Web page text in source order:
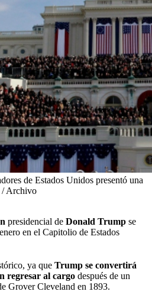
de Estados Unidos presentó una
/ Archivo
presidencial de Donald Trump se
en el Capitolio de Estados
ya que Trump se convertirá
regresar al cargo después de un
Grover Cleveland en 1893.